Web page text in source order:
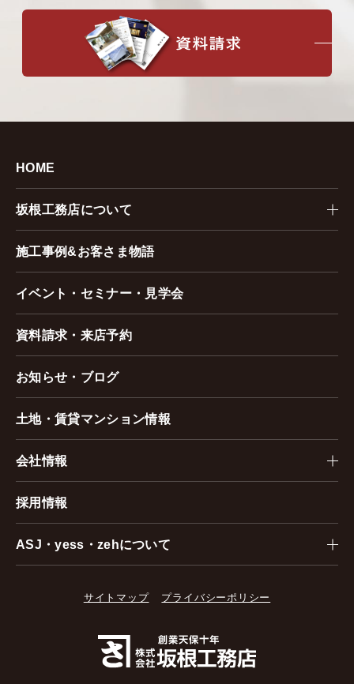
HOME
坂根工務店について
施工事例&お客さま物語
イベント・セミナー・見学会
資料請求・来店予約
お知らせ・ブログ
土地・賃貸マンション情報
会社情報
採用情報
ASJ・yess・zehについて
サイトマップ プライバシーポリシー